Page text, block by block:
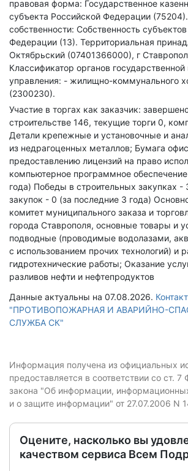
правовая форма: Государственное
субъекта Российской Федерации (75204).
собственности: Собственность
Федерации (13). Территориальная
Октябрьский (07401366000), г
Классификатор органов государственной
управления: - жилищно-коммунального
(2300230).
Участие в торгах как заказчик:
строительстве 146, текущие торги 0,
Детали крепежные и установочные и
из недрагоценных металлов; Бумага
предоставлению лицензий на право
компьютерное программное
года) Победы в строительных закупках -
закупок - 0 (за последние 3 года)
комитет муниципального заказа и
города Ставрополя, основные товары и
подводные (проводимые водолазами,
с использованием прочих технологий) и
гидротехнические работы; Оказание
разливов нефти и нефтепродуктов
Данные актуальны на 07.08.2026.
"ПРОТИВОПОЖАРНАЯ И АВАРИЙНО-
СЛУЖБА СК"
Информация получена из официальных
предоставляется в соответствии со ст. 7
закона "Об информации,
и о защите информации" от 27.07.2006 N
Оцените, насколько вы
качеством сервиса Всем